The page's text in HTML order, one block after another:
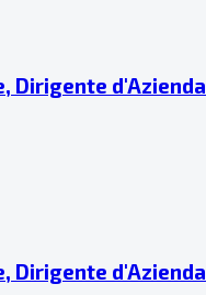
Dirigente d'Azienda
Dirigente d'Azienda